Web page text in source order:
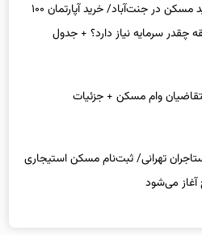
چقدر سرمایه نیاز دارد؟ + جدول
آغاز می‌شود